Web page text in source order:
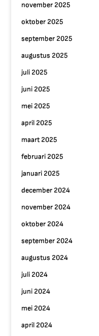
november 2025
oktober 2025
september 2025
augustus 2025
juli 2025
juni 2025
mei 2025
april 2025
maart 2025
februari 2025
januari 2025
december 2024
november 2024
oktober 2024
september 2024
augustus 2024
juli 2024
juni 2024
mei 2024
april 2024